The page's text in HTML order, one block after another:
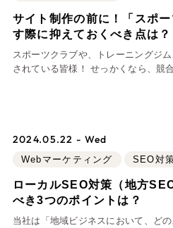
情報セキュリティ方針
サイト制作の前に！「スポ
す際に抑えておくべき点は？
スポーツクラブや、トレーニングジ
されている皆様！ せっかくなら、競
2024.05.22 - Wed
Webマーケティング SEO対
ローカルSEO対策（地方
べき3つのポイントは？
当社は「地域ビジネスにおいて、ど